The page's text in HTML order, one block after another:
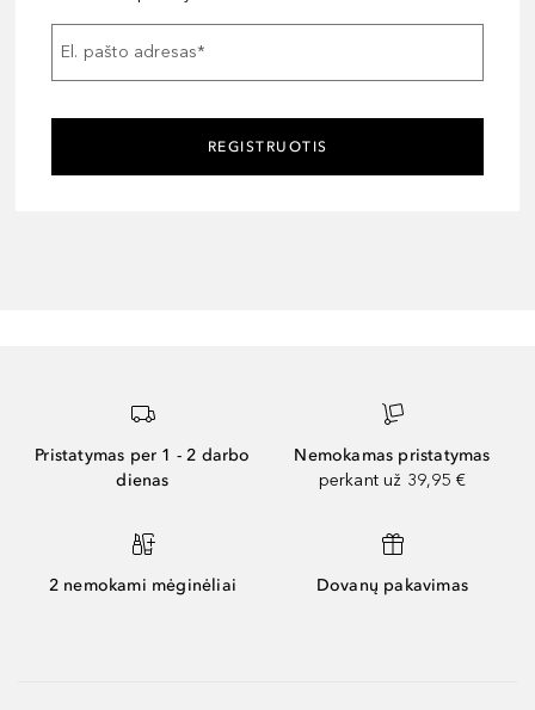
El. pašto adresas*
REGISTRUOTIS
Pristatymas per 1 - 2 darbo
dienas
Nemokamas pristatymas
perkant už 39,95 €
2 nemokami mėginėliai Dovanų pakavimas